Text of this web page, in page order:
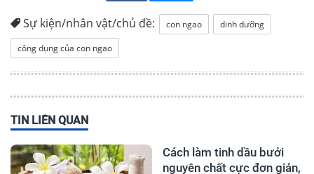
Sự kiện/nhân vật/chủ đề: con ngao
dinh dưỡng
công dụng của con ngao
TIN LIÊN QUAN
Cách làm tinh dầu bưởi
nguyên chất cực đơn giản,